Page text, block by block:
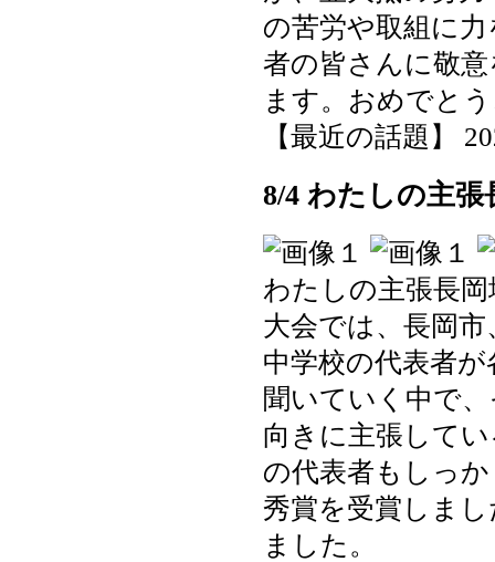
の苦労や取組に
者の皆さんに敬
ます。おめでと
【最近の話題】
8/4 わたしの主張
わたしの主張長
大会では、長岡
中学校の代表者
聞いていく中で
向きに主張して
の代表者もしっ
秀賞を受賞しま
ました。